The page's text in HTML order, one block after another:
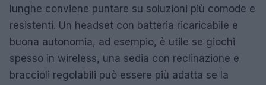
lunghe conviene puntare su soluzioni più comode e
resistenti. Un headset con batteria ricaricabile e
buona autonomia, ad esempio, è utile se giochi
spesso in wireless, una sedia con reclinazione e
braccioli regolabili può essere più adatta se la